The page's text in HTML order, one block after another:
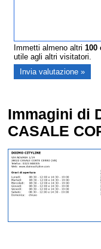
Immetti almeno altri100
utile agli altri visitatori.
Immagini di
CASALE